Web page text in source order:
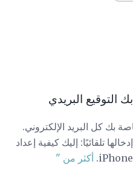
التوقيع البريدي
بك كل البريد الإلكتروني.
اطلب من تطبيق iPhone Mail إدخالها تلقائيًا: إليك كيفية إعداد
أكثر من "